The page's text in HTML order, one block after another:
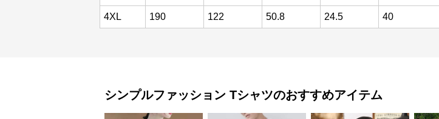
4XL 190 122 50.8 24.5 40
シンプルファッション Tシャツのおすすめアイテム